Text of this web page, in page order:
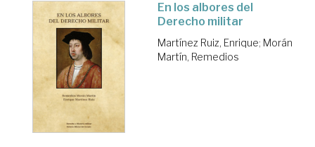
En los albores del
Derecho militar
Martínez Ruiz, Enrique; Morán
Martín, Remedios